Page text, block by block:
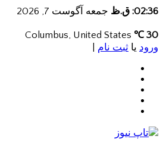
02:36: ق.ظ جمعه آگوست 7, 2026
30 ℃
ورود یا ثبت نام